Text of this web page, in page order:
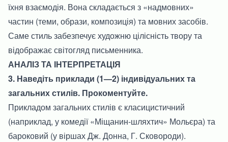
їхня взаємодія. Вона складається з «надмовних»
частин (теми, образи, композиція) та мовних засобів.
Саме стиль забезпечує художню цілісність твору та
відображає світогляд письменника.
АНАЛІЗ ТА ІНТЕРПРЕТАЦІЯ
3. Наведіть приклади (1—2) індивідуальних та
загальних стилів. Прокоментуйте.
Прикладом загальних стилів є класицистичний
(наприклад, у комедії «Міщанин-шляхтич» Мольєра) та
бароковий (у віршах Дж. Донна, Г. Сковороди).